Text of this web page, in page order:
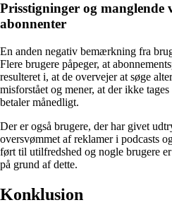
Prisstigninger og manglende
abonnenter
En anden negativ bemærkning fra
Flere brugere påpeger, at
resulteret i, at de overvejer at søge
misforstået og mener, at der ikke
betaler månedligt.
Der er også brugere, der har givet
oversvømmet af reklamer i podcasts
ført til utilfredshed og nogle brugere
på grund af dette.
Konklusion